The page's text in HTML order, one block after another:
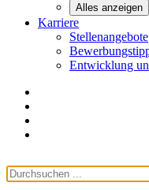
Alles anzeigen
Karriere
Stellenangebote
Entwicklung